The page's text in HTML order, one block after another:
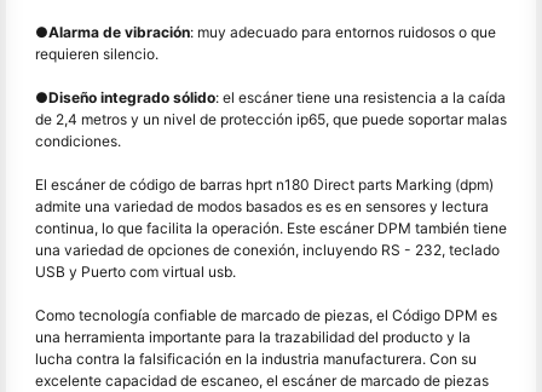
●Alarma de vibración: muy adecuado para entornos ruidosos o que
requieren silencio.
●Diseño integrado sólido: el escáner tiene una resistencia a la caída
de 2,4 metros y un nivel de protección ip65, que puede soportar malas
condiciones.
El escáner de código de barras hprt n180 Direct parts Marking (dpm)
admite una variedad de modos basados es es en sensores y lectura
continua, lo que facilita la operación. Este escáner DPM también tiene
una variedad de opciones de conexión, incluyendo RS - 232, teclado
USB y Puerto com virtual usb.
Como tecnología confiable de marcado de piezas, el Código DPM es
una herramienta importante para la trazabilidad del producto y la
lucha contra la falsificación en la industria manufacturera. Con su
excelente capacidad de escaneo, el escáner de marcado de piezas